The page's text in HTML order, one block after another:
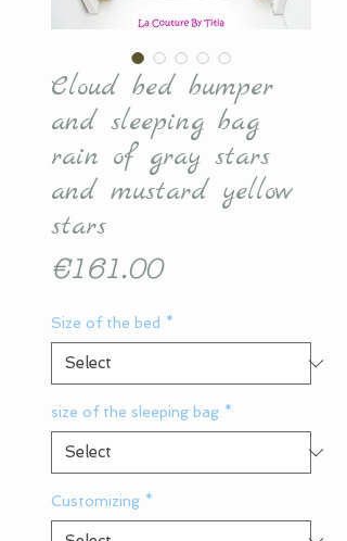
Cloud bed bumper
and sleeping bag
rain of gray stars
and mustard yellow
stars
€161.00Price
Size of the bed *
size of the sleeping bag *
Customizing *